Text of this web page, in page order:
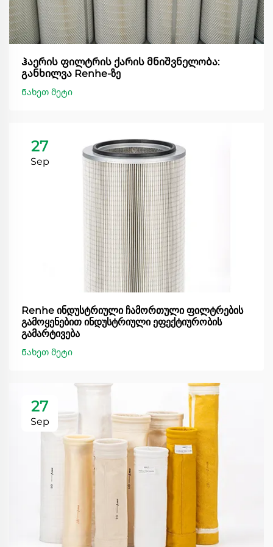
Ჰაერის ფილტრის ქარის მნიშვნელობა:
განხილვა Renhe-ზე
Ნახეთ მეტი
27
Sep
Renhe ინდუსტრიული ჩამორთული ფილტრების
გამოყენებით ინდუსტრიული ეფექტიურობის
გამარტივება
Ნახეთ მეტი
27
Sep